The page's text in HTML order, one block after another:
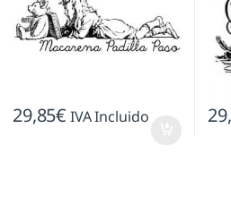
29,85€ IVA Incluido